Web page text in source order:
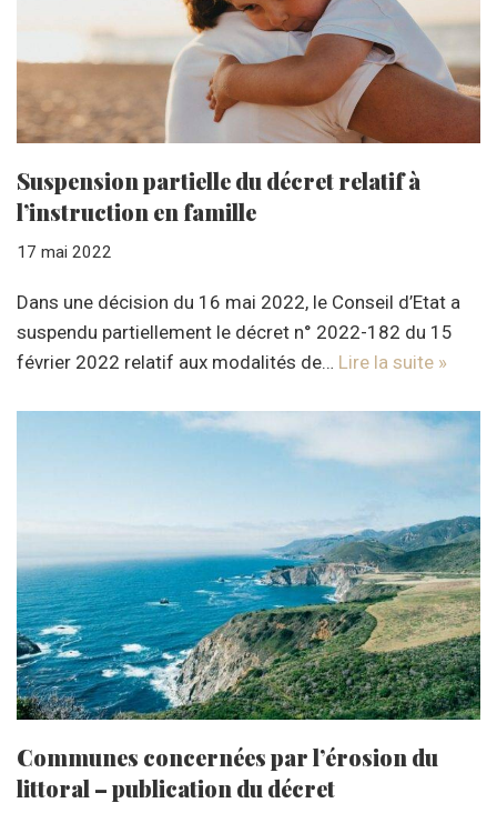
Suspension partielle du décret relatif à
l’instruction en famille
17 mai 2022
Dans une décision du 16 mai 2022, le Conseil d’Etat a
suspendu partiellement le décret n° 2022-182 du 15
février 2022 relatif aux modalités de… Lire la suite »
Communes concernées par l’érosion du
littoral – publication du décret